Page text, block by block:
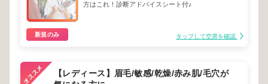
方はこれ！診断アドバイスシート付♪
新規のみ タップして空席を確認
【レディース】眉毛/敏感/乾燥/赤み肌/毛穴が